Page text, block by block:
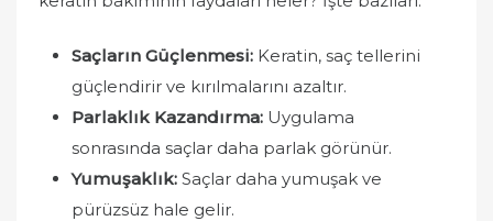
Saçların Güçlenmesi: Keratin, saç tellerini
güçlendirir ve kırılmalarını azaltır.
Parlaklık Kazandırma: Uygulama
sonrasında saçlar daha parlak görünür.
Yumuşaklık: Saçlar daha yumuşak ve
pürüzsüz hale gelir.